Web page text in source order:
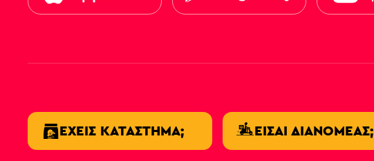
ΈΧΕΙΣ ΚΑΤΆΣΤΗΜΑ; ΕΊΣΑΙ ΔΙΑΝΟΜΈΑΣ;